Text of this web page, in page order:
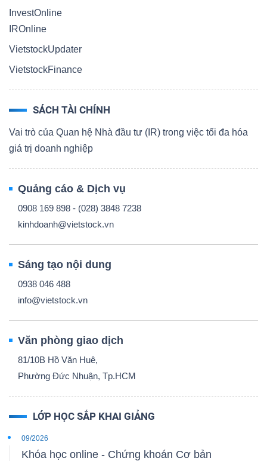
InvestOnline
IROnline
VietstockUpdater
VietstockFinance
SÁCH TÀI CHÍNH
Vai trò của Quan hệ Nhà đầu tư (IR) trong việc tối đa hóa
giá trị doanh nghiệp
Quảng cáo & Dịch vụ
0908 169 898 - (028) 3848 7238
kinhdoanh@vietstock.vn
Sáng tạo nội dung
0938 046 488
info@vietstock.vn
Văn phòng giao dịch
81/10B Hồ Văn Huê,
Phường Đức Nhuận, Tp.HCM
LỚP HỌC SẮP KHAI GIẢNG
09/2026
Khóa học online - Chứng khoán Cơ bản